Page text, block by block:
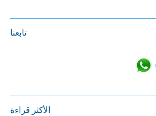
تابعنا
الأكثر قراءة